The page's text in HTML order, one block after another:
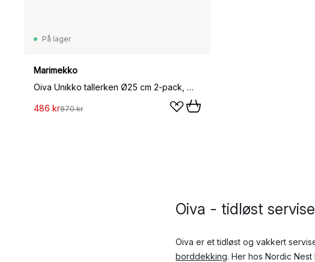
På lager
Marimekko
Oiva Unikko tallerken Ø25 cm 2-pack, White-darl cherry-brown
486 kr870 kr
Oiva - tidløst
Oiva er et tidløst og vakkert
borddekking. Her hos Nordic